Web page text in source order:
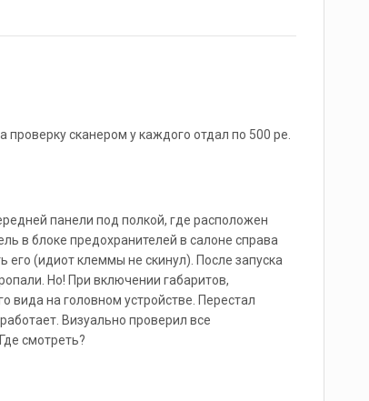
проверку сканером у каждого отдал по 500 ре.
панели под полкой, где расположен
в блоке предохранителей в салоне справа
(идиот клеммы не скинул). После запуска
Но! При включении габаритов,
вида на головном устройстве. Перестал
Визуально проверил все
смотреть?